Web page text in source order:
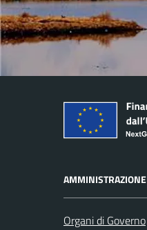
AMMINISTRAZIONE
Organi di Governo